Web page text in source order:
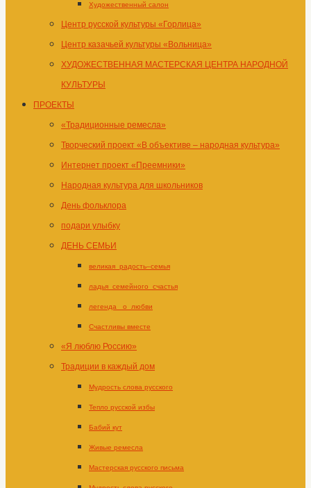
Художественный салон
Центр русской культуры «Горлица»
Центр казачьей культуры «Вольница»
ХУДОЖЕСТВЕННАЯ МАСТЕРСКАЯ ЦЕНТРА НАРОДНОЙ
КУЛЬТУРЫ
ПРОЕКТЫ
«Традиционные ремесла»
Творческий проект «В объективе – народная культура»
Интернет проект «Преемники»
Народная культура для школьников
День фольклора
подари улыбку
ДЕНЬ СЕМЬИ
великая_радость–семья
ладья_семейного_счастья
легенда _о_любви
Счастливы вместе
«Я люблю Россию»
Традиции в каждый дом
Мудрость слова русского
Тепло русской избы
Бабий кут
Живые ремесла
Мастерская русского письма